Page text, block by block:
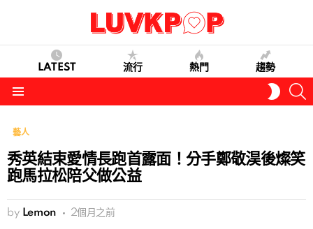
LATEST 流行 熱門 趨勢
SKIN
藝人
秀英結束愛情長跑首露面！分手鄭敬淏後燦笑
跑馬拉松陪父做公益
by Lemon 2個月之前